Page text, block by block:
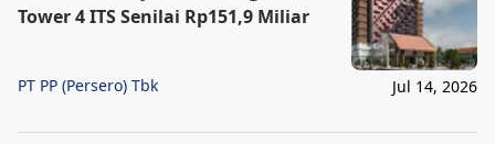
Tower 4 ITS Senilai Rp151,9 Miliar
PT PP (Persero) Tbk Jul 14, 2026